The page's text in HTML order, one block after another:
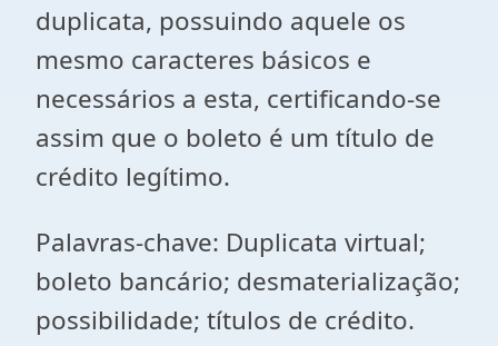
duplicata, possuindo aquele os
mesmo caracteres básicos e
necessários a esta, certificando-se
assim que o boleto é um título de
crédito legítimo.
Palavras-chave: Duplicata virtual;
boleto bancário; desmaterialização;
possibilidade; títulos de crédito.